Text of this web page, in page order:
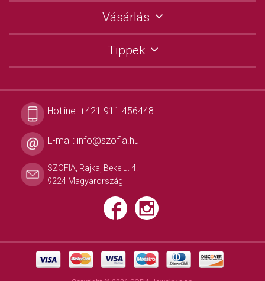
Vásárlás
Tippek
Hotline: +421 911 456448
E-mail: info@szofia.hu
SZOFIA, Rajka, Beke u. 4.
9224 Magyarország